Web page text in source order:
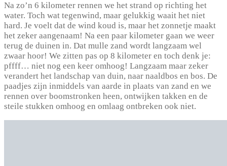
Na zo’n 6 kilometer rennen we het strand op richting het
water. Toch wat tegenwind, maar gelukkig waait het niet
hard. Je voelt dat de wind koud is, maar het zonnetje maakt
het zeker aangenaam! Na een paar kilometer gaan we weer
terug de duinen in. Dat mulle zand wordt langzaam wel
zwaar hoor! We zitten pas op 8 kilometer en toch denk je:
pffff… niet nog een keer omhoog! Langzaam maar zeker
verandert het landschap van duin, naar naaldbos en bos. De
paadjes zijn inmiddels van aarde in plaats van zand en we
rennen over boomstronken heen, ontwijken takken en de
steile stukken omhoog en omlaag ontbreken ook niet.